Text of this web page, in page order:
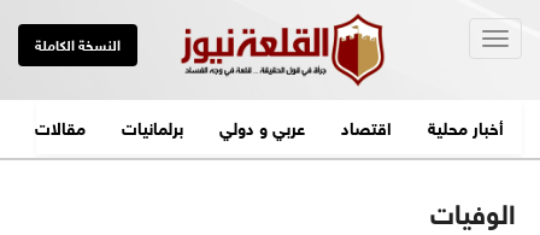
النسخة الكاملة
أخبار محلية اقتصاد عربي و دولي برلمانيات مقالات
الوفيات